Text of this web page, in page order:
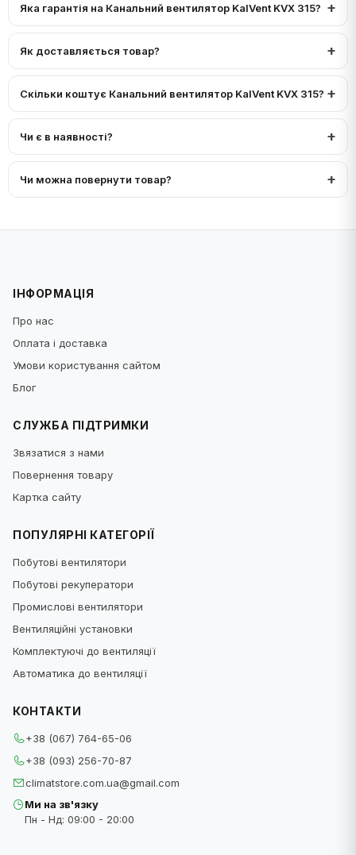
Яка гарантія на Канальний вентилятор KalVent KVX 315?
Як доставляється товар?
Скільки коштує Канальний вентилятор KalVent KVX 315?
Чи є в наявності?
Чи можна повернути товар?
ІНФОРМАЦІЯ
Про нас
Оплата і доставка
Умови користування сайтом
Блог
СЛУЖБА ПІДТРИМКИ
Звязатися з нами
Повернення товару
Картка сайту
ПОПУЛЯРНІ КАТЕГОРІЇ
Побутові вентилятори
Побутові рекуператори
Промислові вентилятори
Вентиляційні установки
Комплектуючі до вентиляції
Автоматика до вентиляції
КОНТАКТИ
+38 (067) 764-65-06
+38 (093) 256-70-87
climatstore.com.ua@gmail.com
Ми на зв'язку
Пн - Нд: 09:00 - 20:00